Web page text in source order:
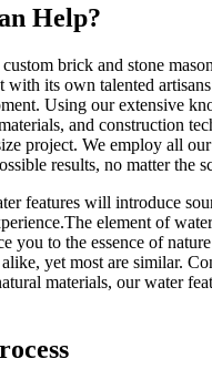
Help?
brick and stone
with its own talented
Using our extensive
and construction
project. We employ all our
results, no matter the
features will introduce
element of
you to the essence of
yet most are similar.
materials, our water